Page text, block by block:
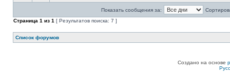
Показать сообщения за:
Страница 1 из 1 [ Результатов поиска: 7 ]
Список форумов
Создано на основе